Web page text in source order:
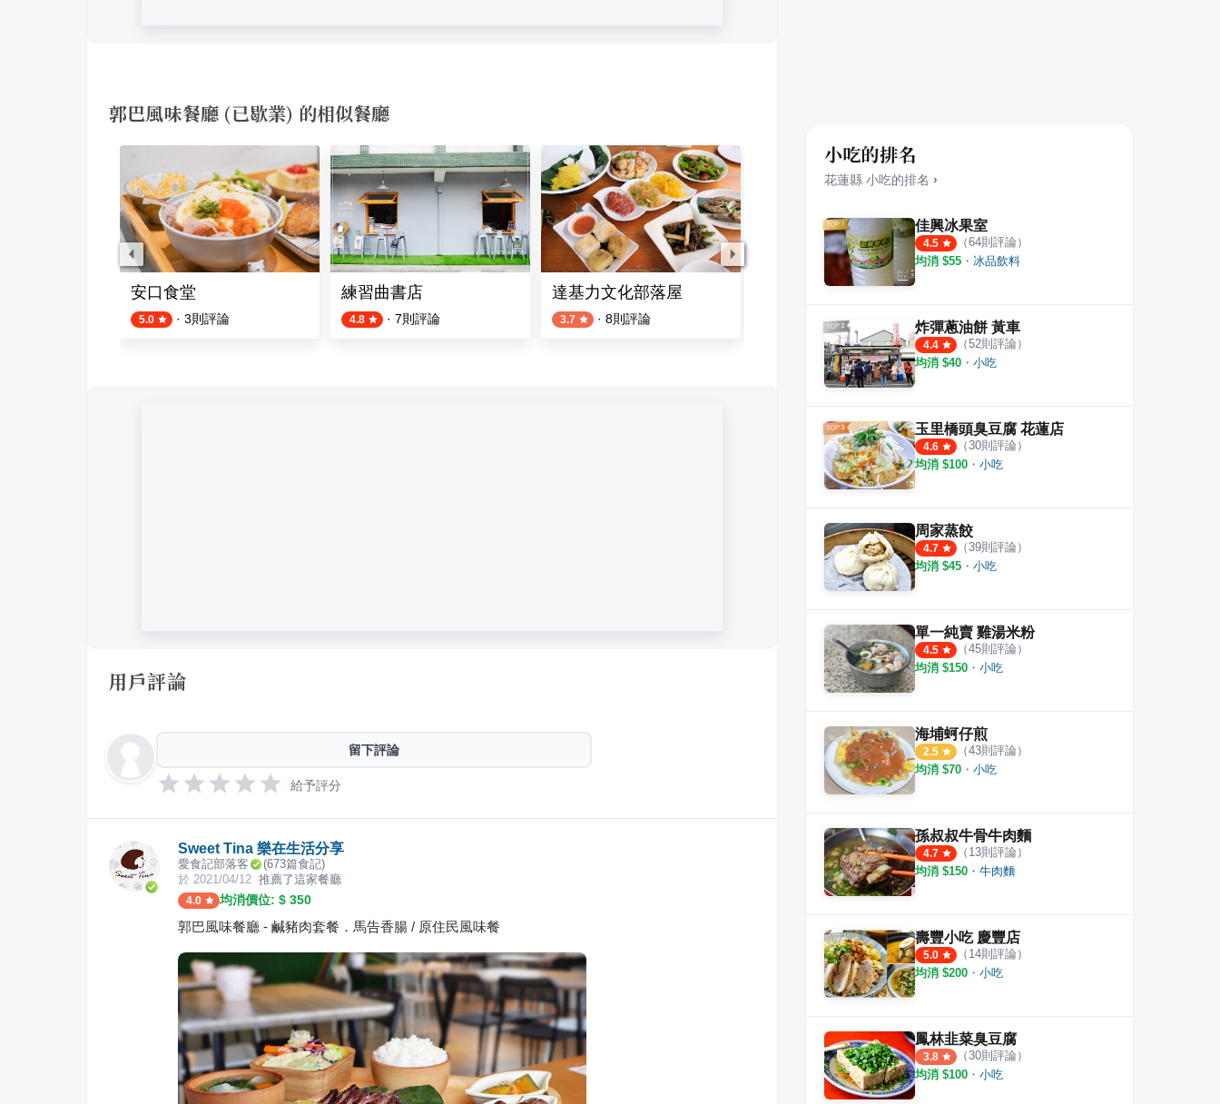
郭巴風味餐廳 (已歇業) 的相似餐廳
安口食堂
5.0 · 3則評論
練習曲書店
4.8 · 7則評論
達基力文化部落屋
3.7 · 8則評論
海・燒肉｜預約制精緻燒肉
4.5 ·
用戶評論
留下評論
給予評分
Sweet Tina 樂在生活分享
愛食記部落客 (673篇食記)
於 2021/04/12 推薦了這家餐廳
4.0 均消價位: $ 350
郭巴風味餐廳 - 鹹豬肉套餐．馬告香腸 / 原住民風味餐
小吃的排名
花蓮縣 小吃的排名 ›
佳興冰果室
4.5 （64則評論）
均消 $55 ・ 冰品飲料
炸彈蔥油餅 黃車
4.4 （52則評論）
均消 $40 ・ 小吃
玉里橋頭臭豆腐 花蓮店
4.6 （30則評論）
均消 $100 ・ 小吃
周家蒸餃
4.7 （39則評論）
均消 $45 ・ 小吃
單一純賣 雞湯米粉
4.5 （45則評論）
均消 $150 ・ 小吃
海埔蚵仔煎
2.5 （43則評論）
均消 $70 ・ 小吃
孫叔叔牛骨牛肉麵
4.7 （ 13則評論）
均消 $150 ・ 牛肉麵
壽豐小吃 慶豐店
5.0 （ 14則評論）
均消 $200 ・ 小吃
鳳林韭菜臭豆腐
3.8 （30則評論）
均消 $100 ・ 小吃